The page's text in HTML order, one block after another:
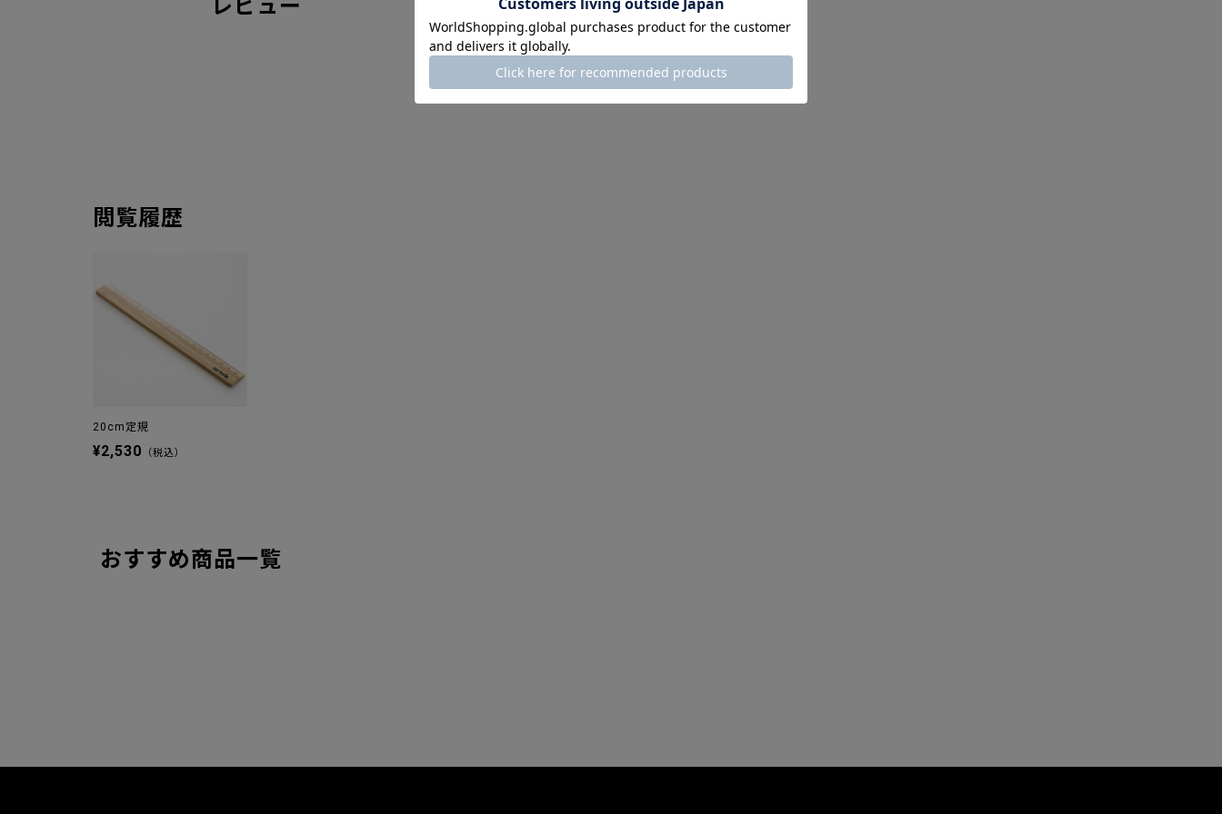
レビュー
レビューを書く
閲覧履歴
20cm定規
¥2,530 （税込）
おすすめ商品一覧